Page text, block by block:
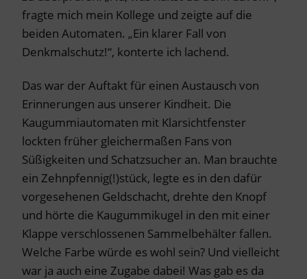
fragte mich mein Kollege und zeigte auf die
beiden Automaten. „Ein klarer Fall von
Denkmalschutz!“, konterte ich lachend.
Das war der Auftakt für einen Austausch von
Erinnerungen aus unserer Kindheit. Die
Kaugummiautomaten mit Klarsichtfenster
lockten früher gleichermaßen Fans von
Süßigkeiten und Schatzsucher an. Man brauchte
ein Zehnpfennig(!)stück, legte es in den dafür
vorgesehenen Geldschacht, drehte den Knopf
und hörte die Kaugummikugel in den mit einer
Klappe verschlossenen Sammelbehälter fallen.
Welche Farbe würde es wohl sein? Und vielleicht
war ja auch eine Zugabe dabei! Was gab es da